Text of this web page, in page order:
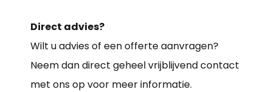
Direct advies?
Wilt u advies of een offerte aanvragen?
Neem dan direct geheel vrijblijvend contact
met ons op voor meer informatie.